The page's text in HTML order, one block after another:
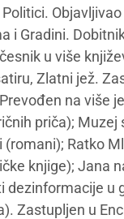
i Gradini.
u više
Zlatni jež.
na više
priča); Muzej
(romani); Ratko
knjige); Jana
dezinformacije u
Zastupljen u